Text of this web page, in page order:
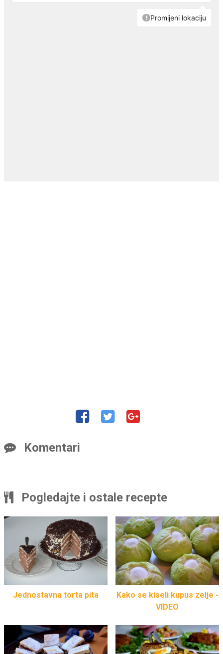
Komentari
Pogledajte i ostale recepte
Jednostavna torta pita
Kako se kiseli kupus zelje -
VIDEO